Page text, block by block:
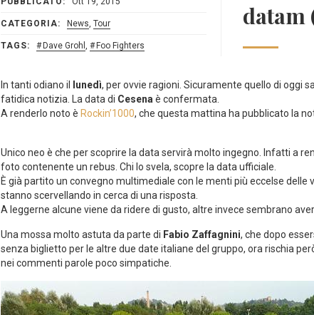
CATEGORIA: News, Tour
TAGS: Dave Grohl , Foo Fighters
datam
In tanti odiano il lunedì, per ovvie ragioni. Sicuramente quello di oggi
fatidica notizia. La data di Cesenaè confermata.
A renderlo noto è Rockin’1000, che questa mattina ha pubblicato la
Unico neo è che per scoprire la data servirà molto ingegno. Infatti a
foto contenente un rebus. Chi lo svela, scopre la data ufficiale.
È già partito un convegno multimediale con le menti più eccelse delle
stanno scervellando in cerca di una risposta.
A leggerne alcune viene da ridere di gusto, altre invece sembrano
Una mossa molto astuta da parte di Fabio Zaffagnini, che dopo
senza biglietto per le altre due date italiane del gruppo, ora rischia
nei commenti parole poco simpatiche.